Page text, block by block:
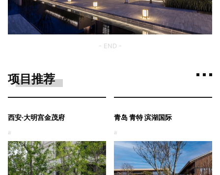
- END -
项目推荐
西安·大明宫金茂府
#
青岛 青特 滨湖国际
#